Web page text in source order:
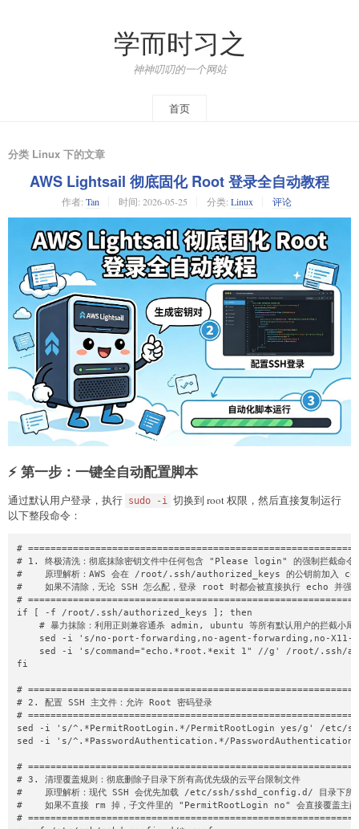
学而时习之
神神叨叨的一个网站
首页
分类 Linux 下的文章
AWS Lightsail 彻底固化 Root 登录全自动教程
作者: Tan 时间: 2026-05-25 分类: Linux 评论
⚡ 第一步：一键全自动配置脚本
通过默认用户登录，执行 sudo -i
切换到 root 权限，然后直接复制运行
以下整段命令：
#
# 1. 终极清洗：彻底抹除密钥文件中任何包含 "Please login" 的强制拦截命令
#    原理解析：AWS 会在 /root/.ssh/authorized_keys 的公钥前加入
#    如果不清除，无论 SSH 怎么配，登录 root 时都会被直接执行 echo 并强
#
if [ -f /root/.ssh/authorized_keys ]; then
# 暴力抹除：利用正则兼容通杀 admin, ubuntu 等所有默认用户的拦截小尾
sed -i 's/no-port-forwarding,no-agent-forwarding,no-
sed -i 's/command="echo.*root.*exit 1" //g' /root/.ssh/
fi
#
# 2. 配置 SSH 主文件：允许 Root 密码登录
#
sed -i 's/^.*PermitRootLogin.*/PermitRootLogin yes/g' /etc/
sed -i 's/^.*PasswordAuthentication.*/
#
# 3. 清理覆盖规则：彻底删除子目录下所有高优先级的云平台限制文件
#    原理解析：现代 SSH 会优先加载 /etc/ssh/sshd_config.d/ 目录下所
#    如果不直接 rm 掉，子文件里的 "PermitRootLogin no" 会直接覆盖主配
#